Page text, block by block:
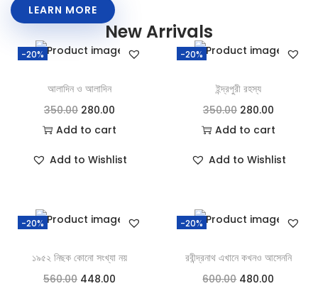
LEARN MORE
New Arrivals
-20%
আলাদিন ও আলাদিন
350.00 280.00
Add to cart
Add to Wishlist
-20%
ইন্দ্রপুরী রহস্য
350.00 280.00
Add to cart
Add to Wishlist
-20%
১৯৫২ নিছক কোনো সংখ্যা নয়
560.00 448.00
-20%
রবীন্দ্রনাথ এখানে কখনও আসেননি
600.00 480.00